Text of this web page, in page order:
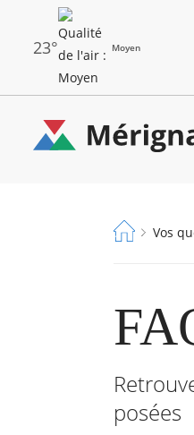
principal
23° Moyen
alertes
Fil
Vos
posées